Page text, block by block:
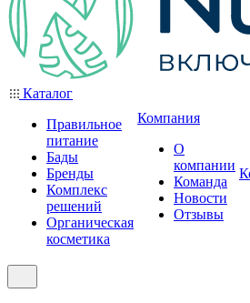
Каталог
Правильное
питание
Бады
Бренды
Комплекс
решений
Органическая
косметика
Компания
О
компании
Команда
Новости
Отзывы